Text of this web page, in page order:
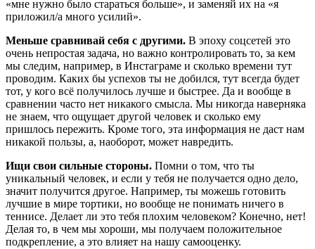
«мне нужно было стараться больше», и заменяй их на «я
приложил/а много усилий».
Меньше сравнивай себя с другими. В эпоху соцсетей это
очень непростая задача, но важно контролировать то, за кем
мы следим, например, в Инстаграме и сколько времени тут
проводим. Каких бы успехов ты не добился, тут всегда будет
тот, у кого всё получилось лучше и быстрее. Да и вообще в
сравнении часто нет никакого смысла. Мы никогда наверняка
не знаем, что ощущает другой человек и сколько ему
пришлось пережить. Кроме того, эта информация не даст нам
никакой пользы, а, наоборот, может навредить.
Ищи свои сильные стороны. Помни о том, что ты
уникальный человек, и если у тебя не получается одно дело,
значит получится другое. Например, ты можешь готовить
лучшие в мире тортики, но вообще не понимать ничего в
теннисе. Делает ли это тебя плохим человеком? Конечно, нет!
Делая то, в чем мы хороши, мы получаем положительное
подкрепление, а это влияет на нашу самооценку.